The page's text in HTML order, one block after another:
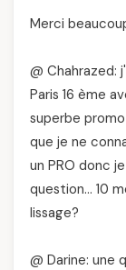
Merci
@ Chahrazed:
Paris 16 ème
superbe
que je ne
un PRO donc
question… 10
lissage?
@ Darine: une